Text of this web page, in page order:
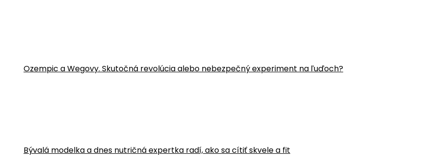
Ozempic a Wegovy. Skutočná revolúcia alebo nebezpečný experiment na ľuďoch?
Bývalá modelka a dnes nutričná expertka radí, ako sa cítiť skvele a fit